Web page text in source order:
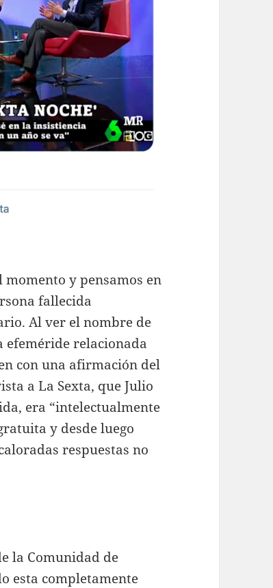
momento y pensamos en
fallecida
Al ver el nombre de
efeméride relacionada
con una afirmación del
a La Sexta, que Julio
era “intelectualmente
y desde luego
respuestas no
la Comunidad de
esta completamente